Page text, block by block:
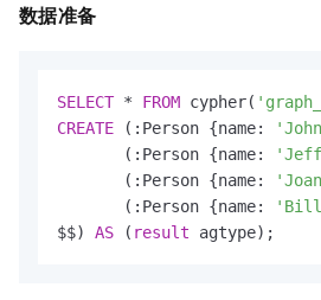
数据准备
SELECT * FROM cypher(
CREATE (:Person {name:
       (:Person {name:
       (:Person {name:
       (:Person {name:
$$) AS ( result agtype);